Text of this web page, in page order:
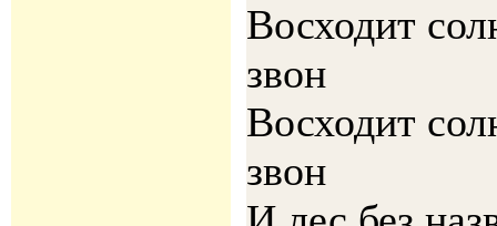
Восходит
звон
Восходит
звон